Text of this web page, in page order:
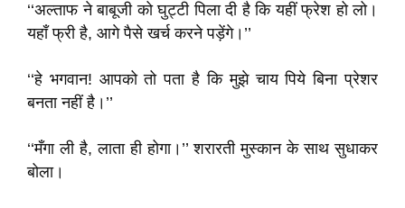
‘‘अल्ताफ ने बाबूजी को घुट्टी पिला दी है कि यहीं फ्रेश हो लो।
यहाँ फ्री है, आगे पैसे खर्च करने पड़ेंगे।’’
‘‘हे भगवान! आपको तो पता है कि मुझे चाय पिये बिना प्रेशर
बनता नहीं है।’’
‘‘मँगा ली है, लाता ही होगा।’’ शरारती मुस्कान के साथ सुधाकर
बोला।